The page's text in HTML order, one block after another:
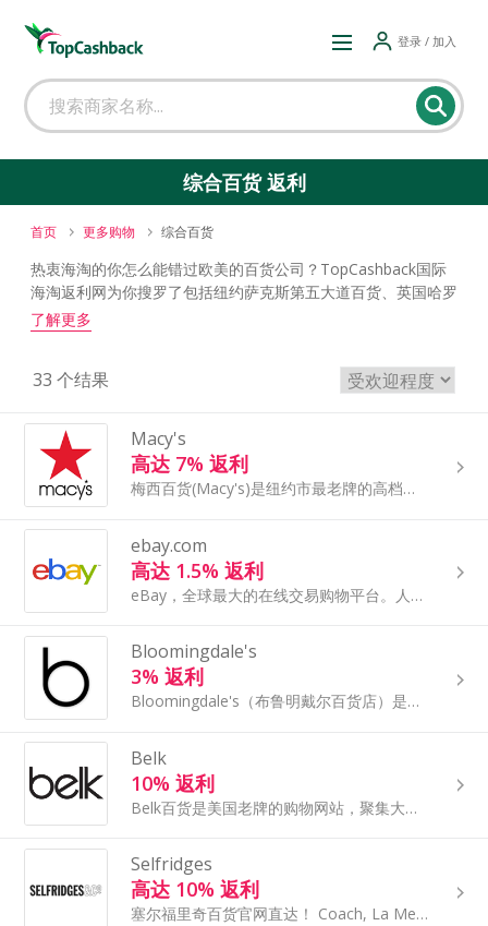
登录 / 加入
综合百货 返利
首页 更多购物 综合百货
热衷海淘的你怎么能错过欧美的百货公司？TopCashback国际
海淘返利网为你搜罗了包括纽约萨克斯第五大道百货、英国哈罗
德Harrods、Belk等众多海外高端百货商店官网及全球知名综合
购物平台。让你不出国门，就能轻松体验到至尊百货的购物乐
了解更多
33 个结果
Macy's
高达 7% 返利
梅西百货(Macy's)是纽约市最老牌的高档百货公司,在美国有很高知名度,以生活购物为主,主要经营服装、鞋帽和家庭装饰品,以优质的服务赢得美誉。
ebay.com
高达 1.5% 返利
eBay，全球最大的在线交易购物平台。人们可以在ebay上通过网络出售或购买商品。超过5亿件商品都可以在eBay上找到。 手表、皮包、耳机、衣鞋、、 小伙伴们不要错过！
Bloomingdale's
3% 返利
Bloomingdale's（布鲁明戴尔百货店）是美国著名的百货商店品牌。通过TopCashback点击进入Bloomingdale's官网可获得更多优惠折扣，支持支付宝+直邮中国，海淘返利更省钱。
Belk
10% 返利
Belk百货是美国老牌的购物网站，聚集大批的高端百货品牌，包括服饰、护肤、鞋帽等产品一应俱全。
Selfridges
高达 10% 返利
塞尔福里奇百货官网直达！ Coach, La Mer, 爱马仕，Lululemon等时尚美妆好物正品一网打尽，支付宝结算，可退税，部分商品可直邮。